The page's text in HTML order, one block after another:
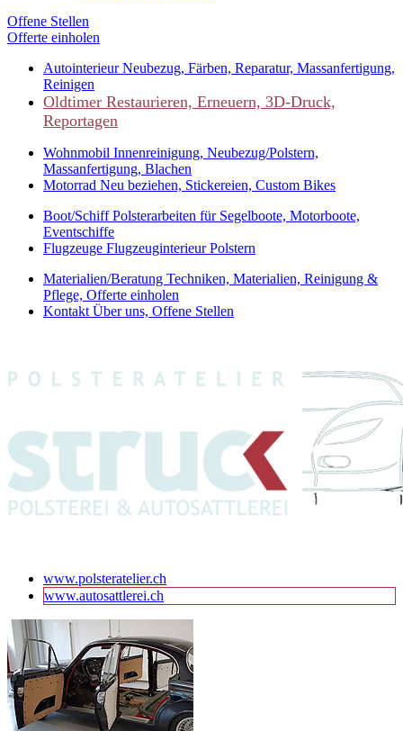
Offene Stellen
Offerte einholen
AutointerieurNeubezug, Färben, Reparatur, Massanfertigung,
Reinigen
Oldtimer Restaurieren, Erneuern, 3D-Druck,
Reportagen
Wohnmobil Innenreinigung, Neubezug/Polstern,
Massanfertigung, Blachen
Motorrad Neu beziehen, Stickereien, Custom Bikes
Boot/SchiffPolsterarbeiten für Segelboote, Motorboote,
Eventschiffe
Flugzeuge Flugzeuginterieur Polstern
Materialien/Beratung Techniken, Materialien, Reinigung &
Pflege, Offerte einholen
KontaktÜber uns, Offene Stellen
www.polsteratelier.ch
www.autosattlerei.ch